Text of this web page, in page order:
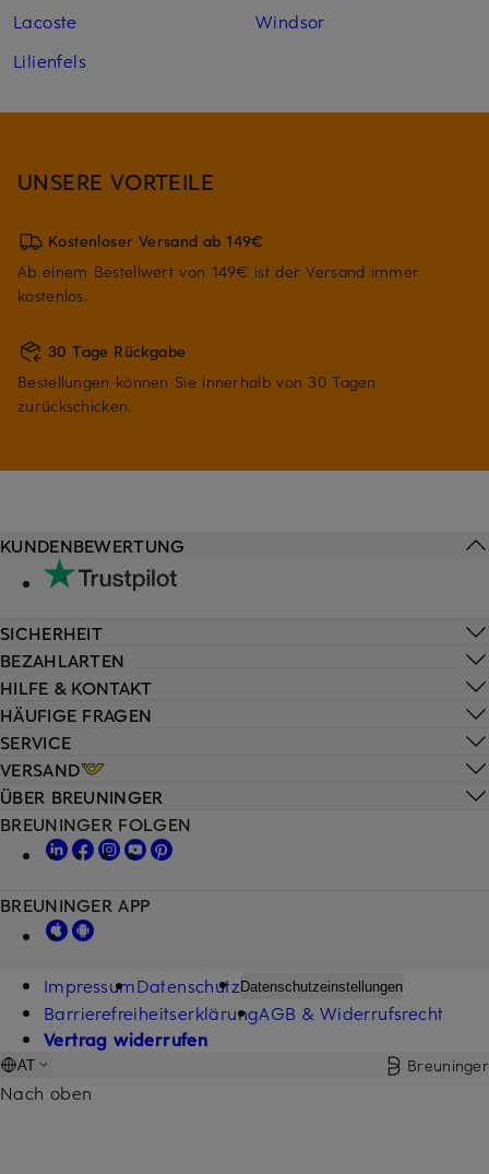
Lacoste
Lilienfels
Windsor
UNSERE VORTEILE
Kostenloser Versand ab 149€
Ab einem Bestellwert von 149€ ist der Versand immer
kostenlos.
30 Tage Rückgabe
Bestellungen können Sie innerhalb von 30 Tagen
zurückschicken.
HILFE & KONTAKT
HÄUFIGE FRAGEN
SERVICE
VERSAND
KUNDENBEWERTUNG
SICHERHEIT
BEZAHLARTEN
ÜBER BREUNINGER
BREUNINGER FOLGEN
BREUNINGER APP
ImpressumDatenschutzDatenschutzeinstellungen
BarrierefreiheitserklärungAGB & Widerrufsrecht
Vertrag widerrufen
AT Breuninger
Nach oben